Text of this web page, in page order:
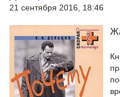
21 сентября 2016, 18:46